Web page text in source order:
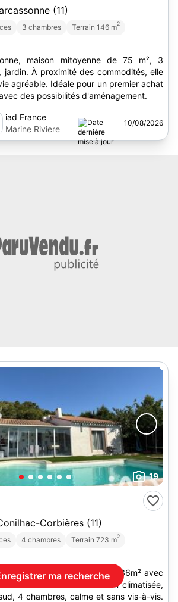
(11)
3 chambres Terrain 146 m2
maison mitoyenne de 75 m², 3
jardin. À proximité des commodités, elle
agréable. Idéale pour un premier achat
des possibilités d'aménagement.
iad France
Marine Riviere
10/08/2026
19
Corbières (11)
4 chambres Terrain 723 m2
villa plain-pied 5 pièces de 136m² avec
terrain de 723m². Maison climatisée,
4 chambres, calme et sans vis-à-vis.
ma recherche